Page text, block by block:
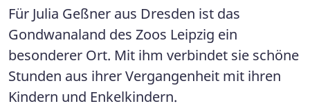
Für Julia Geßner aus Dresden ist das
Gondwanaland des Zoos Leipzig ein
besonderer Ort. Mit ihm verbindet sie schöne
Stunden aus ihrer Vergangenheit mit ihren
Kindern und Enkelkindern.